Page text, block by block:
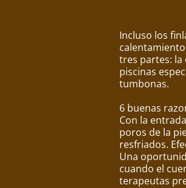
Incluso los
tres partes: la
piscinas
tumbonas.
6 buenas
Con la
poros de la
resfriados.
Una
cuando el
terapeutas